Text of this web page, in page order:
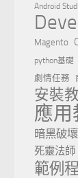
Android
Magento
python基礎
劇情任務
安裝
應用
暗黑破
死靈法師
範例